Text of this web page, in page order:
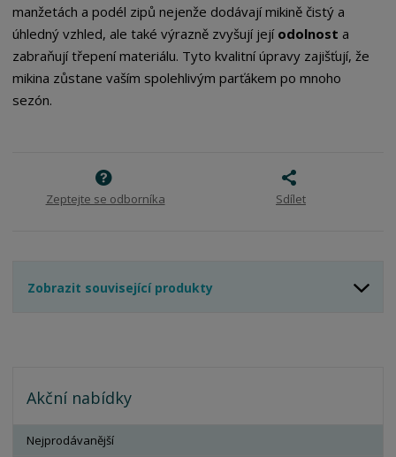
manžetách a podél zipů nejenže dodávají mikině čistý a
úhledný vzhled, ale také výrazně zvyšují její odolnost a
zabraňují třepení materiálu. Tyto kvalitní úpravy zajišťují, že
mikina zůstane vaším spolehlivým parťákem po mnoho
sezón.
Zeptejte se odborníka Sdílet
Zobrazit související produkty
Akční nabídky
Nejprodávanější